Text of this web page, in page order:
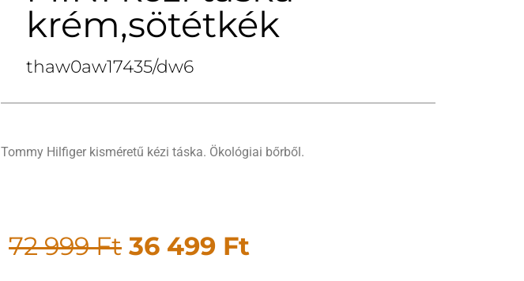
krém,sötétkék
thaw0aw17435/dw6
Tommy Hilfiger kisméretű kézi táska. Ökológiai bőrből.
72 999Ft 36 499 Ft